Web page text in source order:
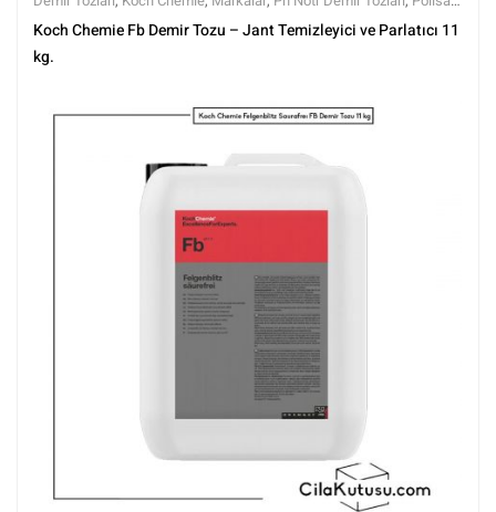
ve Parlatma,Tüm Ürünler,Tüm Ürünler,Yüzey Temizleyici ve
Arındırıcılar
Koch Chemie Fb Demir Tozu – Jant Temizleyici ve Parlatıcı 11
kg.